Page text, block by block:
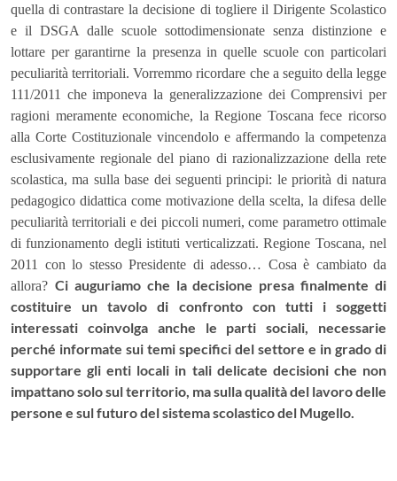
quella di contrastare la decisione di togliere il Dirigente Scolastico
e il DSGA dalle scuole sottodimensionate senza distinzione e
lottare per garantirne la presenza in quelle scuole con particolari
peculiarità territoriali. Vorremmo ricordare che a seguito della legge
111/2011 che imponeva la generalizzazione dei Comprensivi per
ragioni meramente economiche, la Regione Toscana fece ricorso
alla Corte Costituzionale vincendolo e affermando la competenza
esclusivamente regionale del piano di razionalizzazione della rete
scolastica, ma sulla base dei seguenti principi: le priorità di natura
pedagogico didattica come motivazione della scelta, la difesa delle
peculiarità territoriali e dei piccoli numeri, come parametro ottimale
di funzionamento degli istituti verticalizzati. Regione Toscana, nel
2011 con lo stesso Presidente di adesso… Cosa è cambiato da
allora? Ci auguriamo che la decisione presa finalmente di
costituire un tavolo di confronto con tutti i soggetti
interessati coinvolga anche le parti sociali, necessarie
perché informate sui temi specifici del settore e in grado di
supportare gli enti locali in tali delicate decisioni che non
impattano solo sul territorio, ma sulla qualità del lavoro delle
persone e sul futuro del sistema scolastico del Mugello.